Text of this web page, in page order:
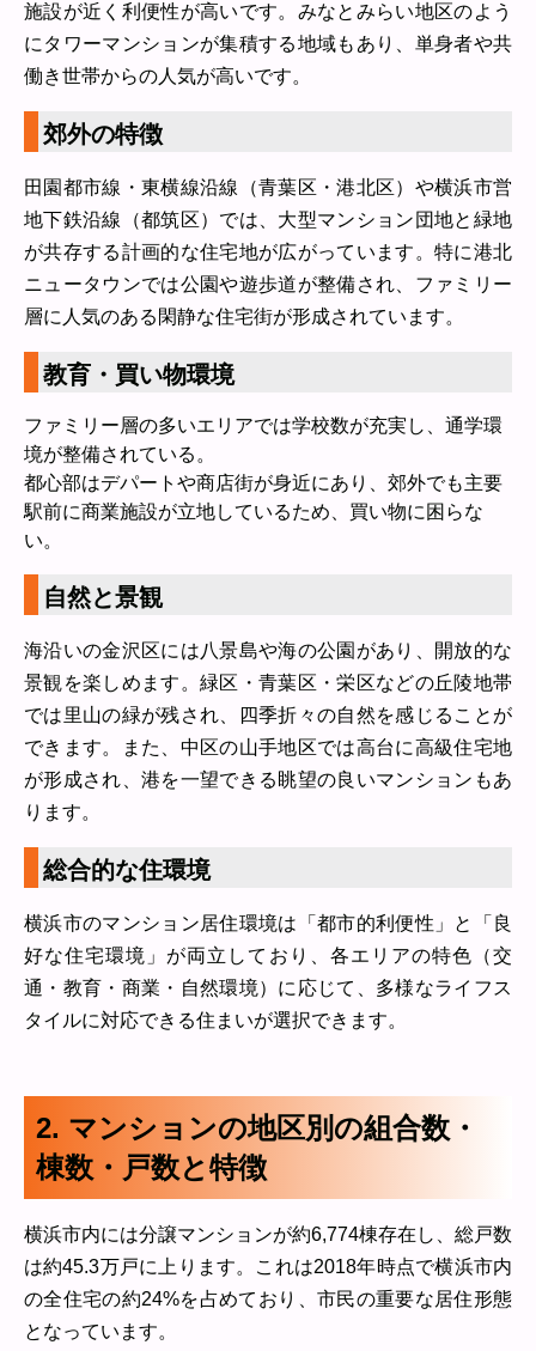
施設が近く利便性が高いです。みなとみらい地区のよう
にタワーマンションが集積する地域もあり、単身者や共
働き世帯からの人気が高いです。
郊外の特徴
田園都市線・東横線沿線（青葉区・港北区）や横浜市営
地下鉄沿線（都筑区）では、大型マンション団地と緑地
が共存する計画的な住宅地が広がっています。特に港北
ニュータウンでは公園や遊歩道が整備され、ファミリー
層に人気のある閑静な住宅街が形成されています。
教育・買い物環境
ファミリー層の多いエリアでは学校数が充実し、通学環
境が整備されている。
都心部はデパートや商店街が身近にあり、郊外でも主要
駅前に商業施設が立地しているため、買い物に困らな
い。
自然と景観
海沿いの金沢区には八景島や海の公園があり、開放的な
景観を楽しめます。緑区・青葉区・栄区などの丘陵地帯
では里山の緑が残され、四季折々の自然を感じることが
できます。また、中区の山手地区では高台に高級住宅地
が形成され、港を一望できる眺望の良いマンションもあ
ります。
総合的な住環境
横浜市のマンション居住環境は「都市的利便性」と「良
好な住宅環境」が両立しており、各エリアの特色（交
通・教育・商業・自然環境）に応じて、多様なライフス
タイルに対応できる住まいが選択できます。
2. マンションの地区別の組合数・
棟数・戸数と特徴
横浜市内には分譲マンションが約6,774棟存在し、総戸数
は約45.3万戸に上ります。これは2018年時点で横浜市内
の全住宅の約24%を占めており、市民の重要な居住形態
となっています。